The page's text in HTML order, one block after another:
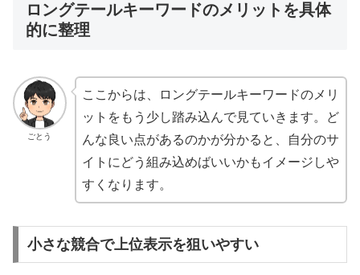
ロングテールキーワードのメリットを具体
的に整理
ごとう
ここからは、ロングテールキーワードのメリ
ットをもう少し踏み込んで見ていきます。ど
んな良い点があるのかが分かると、自分のサ
イトにどう組み込めばいいかもイメージしや
すくなります。
小さな競合で上位表示を狙いやすい